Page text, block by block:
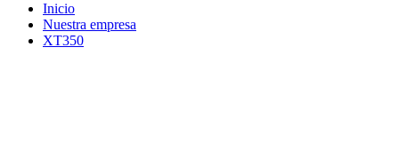
Inicio
Nuestra empresa
XT350